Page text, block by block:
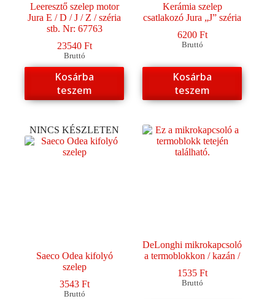
Leeresztő szelep motor
Jura E / D / J / Z / széria
stb. Nr: 67763
23540 Ft
Bruttó
Kosárba
teszem
Kerámia szelep
csatlakozó Jura „J” széria
6200 Ft
Bruttó
Kosárba
teszem
NINCS KÉSZLETEN
Saeco Odea kifolyó
szelep
3543 Ft
Bruttó
DeLonghi mikrokapcsoló
a termoblokkon / kazán /
1535 Ft
Bruttó